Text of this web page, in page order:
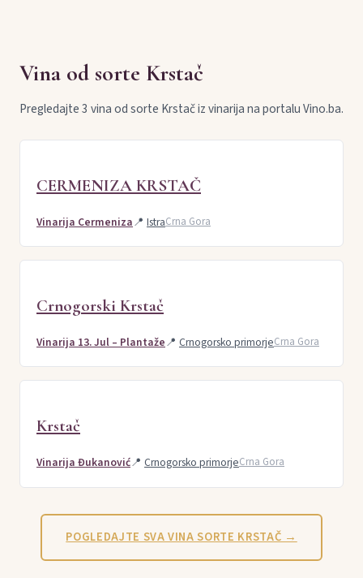
Vina od sorte Krstač
Pregledajte 3 vina od sorte Krstač iz vinarija na portalu Vino.ba.
CERMENIZA KRSTAČ
Vinarija Cermeniza📍 IstraCrna Gora
Crnogorski Krstač
Vinarija 13. Jul – Plantaže📍 Crnogorsko primorjeCrna Gora
Krstač
Vinarija Đukanović📍 Crnogorsko primorjeCrna Gora
POGLEDAJTE SVA VINA SORTE KRSTAČ →